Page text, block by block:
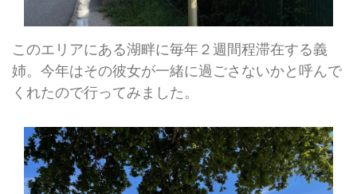
このエリアにある湖畔に毎年２週間程滞在する義
姉。今年はその彼女が一緒に過ごさないかと呼んで
くれたので行ってみました。